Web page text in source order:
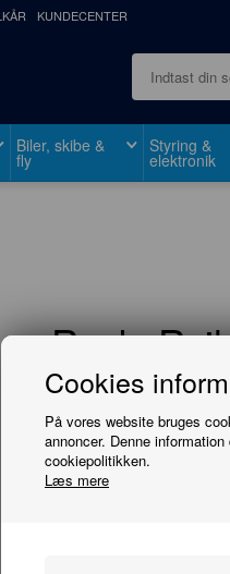
Cookies
På vores website bruges
annoncer. Denne
cookiepolitikken.
Læs mere
KUNDECENTER
Biler, skibe &
fly
Styring &
elektronik
RockyRail